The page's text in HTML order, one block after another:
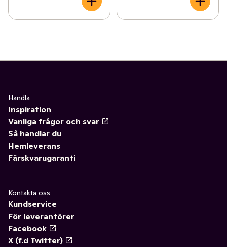
Handla
Inspiration
Vanliga frågor och svar
Så handlar du
Hemleverans
Färskvarugaranti
Kontakta oss
Kundservice
För leverantörer
Facebook
X (f.d Twitter)